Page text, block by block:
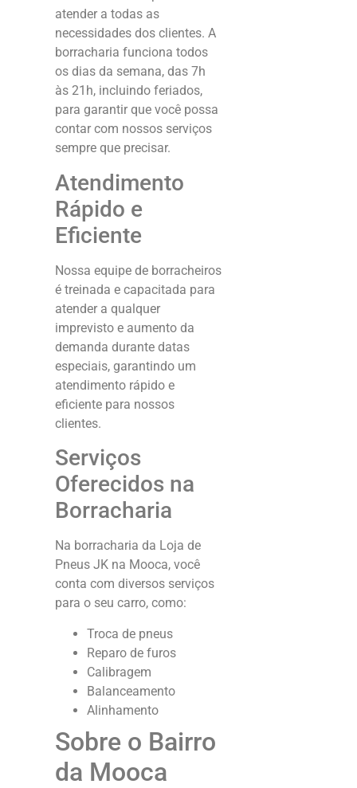
atender a todas as
necessidades dos clientes. A
borracharia funciona todos
os dias da semana, das 7h
às 21h, incluindo feriados,
para garantir que você possa
contar com nossos serviços
sempre que precisar.
Atendimento
Rápido e
Eficiente
Nossa equipe de borracheiros
é treinada e capacitada para
atender a qualquer
imprevisto e aumento da
demanda durante datas
especiais, garantindo um
atendimento rápido e
eficiente para nossos
clientes.
Serviços
Oferecidos na
Borracharia
Na borracharia da Loja de
Pneus JK na Mooca, você
conta com diversos serviços
para o seu carro, como:
Troca de pneus
Reparo de furos
Calibragem
Balanceamento
Alinhamento
Sobre o Bairro
da Mooca